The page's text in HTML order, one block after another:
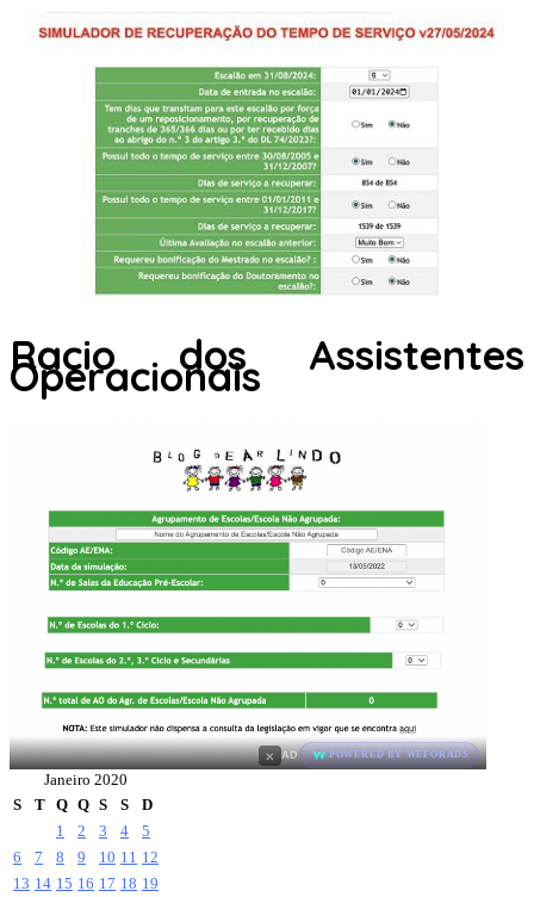
Racio dos Assistentes
Operacionais
× AD POWERED BY WEFORADS
Janeiro 2020
S
T Q Q S S
D
1
2 3 4
5
6
7 8 9 10 11 12
13 14 15 16 17 18 19